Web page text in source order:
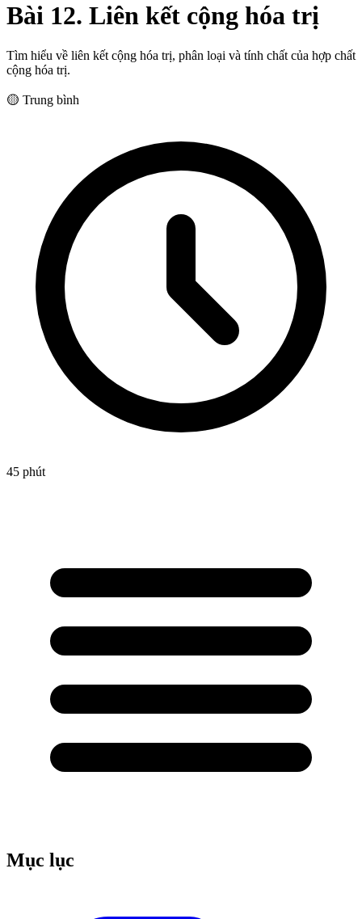
Bài 12. Liên kết cộng hóa trị
Tìm hiểu về liên kết cộng hóa trị, phân loại và tính chất của hợp chất
cộng hóa trị.
🟡 Trung bình
45 phút
Mục lục